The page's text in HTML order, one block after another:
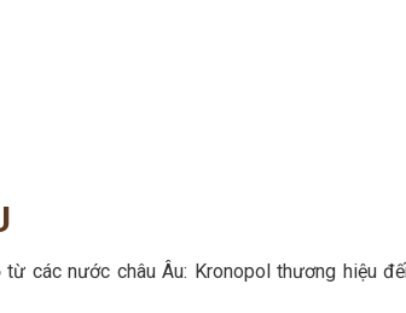
nhất trong ngành sàn gỗ công nghiệp. Từ
(Ebony), tất cả đều được thể hiện một cách
mẫu bề mặt độc đáo như vân đá, vân xi
các nước châu Âu: Kronopol thương hiệu